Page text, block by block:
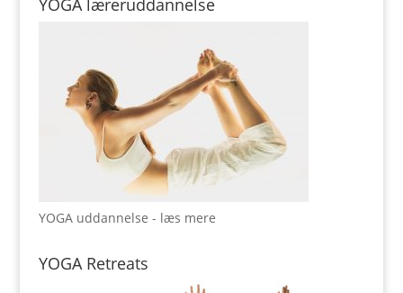
YOGA uddannelse - læs mere
YOGA Retreats